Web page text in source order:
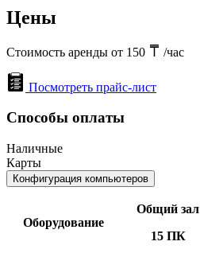
Цены
Стоимость аренды от 150 /час
Посмотреть прайс-лист
Способы оплаты
Наличные
Карты
Конфигурация компьютеров
Оборудование
Общий зал
15 ПК